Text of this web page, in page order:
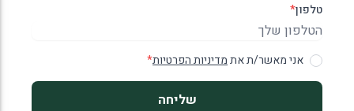
טלפון*
אני מאשר/ת אתמדיניות הפרטיות*
שליחה